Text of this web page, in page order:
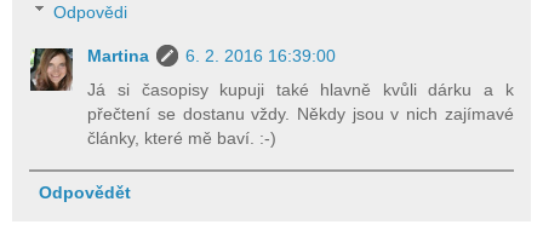
Odpovědi
Martina
6. 2. 2016 16:39:00
Já si časopisy kupuji také hlavně kvůli dárku a k
přečtení se dostanu vždy. Někdy jsou v nich zajímavé
články, které mě baví. :-)
Odpovědět